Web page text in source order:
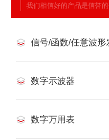
我们相信好的产品是信誉的
信号/函数/任意波形
数字示波器
数字万用表